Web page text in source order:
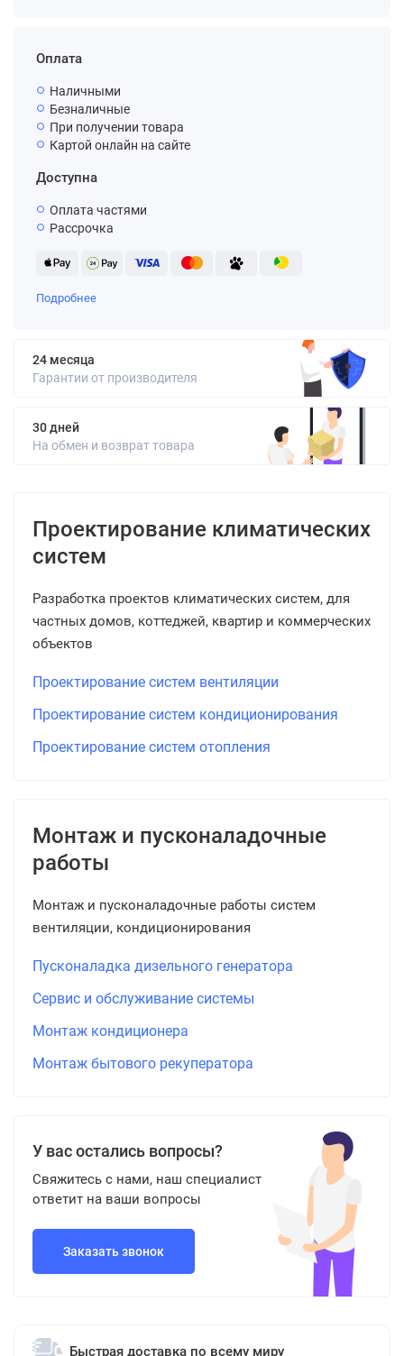
Оплата
Наличными
Безналичные
При получении товара
Картой онлайн на сайте
Доступна
Оплата частями
Рассрочка
Подробнее
24 месяца
Гарантии от производителя
30 дней
На обмен и возврат товара
Проектирование климатических
систем
Разработка проектов климатических систем, для
частных домов, коттеджей, квартир и коммерческих
объектов
Проектирование систем вентиляции
Проектирование систем кондиционирования
Проектирование систем отопления
Монтаж и пусконаладочные
работы
Монтаж и пусконаладочные работы систем
вентиляции, кондиционирования
Пусконаладка дизельного генератора
Сервис и обслуживание системы
Монтаж кондиционера
Монтаж бытового рекуператора
У вас остались вопросы?
Свяжитесь с нами, наш специалист
ответит на ваши вопросы
Заказать звонок
Быстрая доставка по всему миру